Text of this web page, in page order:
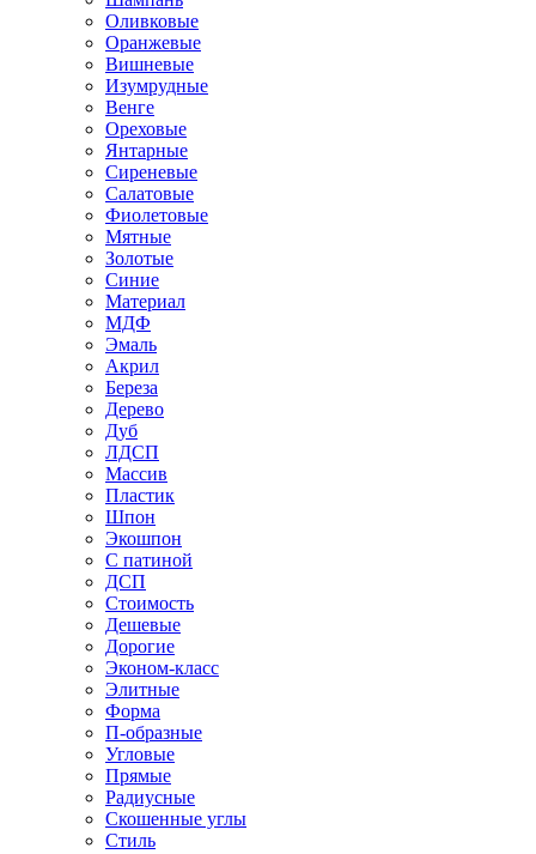
Оливковые
Оранжевые
Вишневые
Изумрудные
Венге
Ореховые
Янтарные
Сиреневые
Салатовые
Фиолетовые
Мятные
Золотые
Синие
Материал
МДФ
Эмаль
Акрил
Береза
Дерево
Дуб
ЛДСП
Массив
Пластик
Шпон
Экошпон
С патиной
ДСП
Стоимость
Дешевые
Дорогие
Эконом-класс
Элитные
Форма
П-образные
Угловые
Прямые
Радиусные
Скошенные углы
Стиль